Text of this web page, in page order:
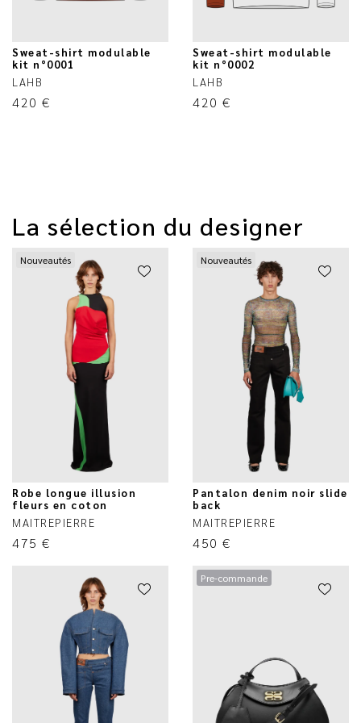
Sweat-shirt modulable
kit n°0001
LAHB
420 €
Sweat-shirt modulable
kit n°0002
LAHB
420 €
La sélection du designer
Nouveautés
Robe longue illusion
fleurs en coton
MAITREPIERRE
475 €
Nouveautés
Pantalon denim noir slide
back
MAITREPIERRE
450 €
Pre-commande